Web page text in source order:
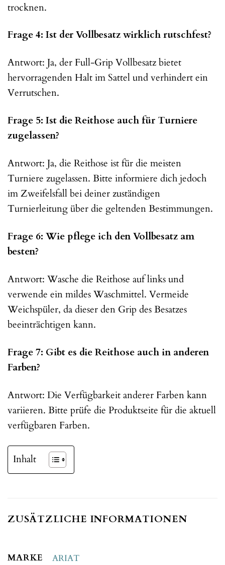
trocknen.
Frage 4: Ist der Vollbesatz wirklich rutschfest?
Antwort: Ja, der Full-Grip Vollbesatz bietet
hervorragenden Halt im Sattel und verhindert ein
Verrutschen.
Frage 5: Ist die Reithose auch für Turniere
zugelassen?
Antwort: Ja, die Reithose ist für die meisten
Turniere zugelassen. Bitte informiere dich jedoch
im Zweifelsfall bei deiner zuständigen
Turnierleitung über die geltenden Bestimmungen.
Frage 6: Wie pflege ich den Vollbesatz am
besten?
Antwort: Wasche die Reithose auf links und
verwende ein mildes Waschmittel. Vermeide
Weichspüler, da dieser den Grip des Besatzes
beeinträchtigen kann.
Frage 7: Gibt es die Reithose auch in anderen
Farben?
Antwort: Die Verfügbarkeit anderer Farben kann
variieren. Bitte prüfe die Produktseite für die aktuell
verfügbaren Farben.
Inhalt
ZUSÄTZLICHE INFORMATIONEN
MARKE ARIAT